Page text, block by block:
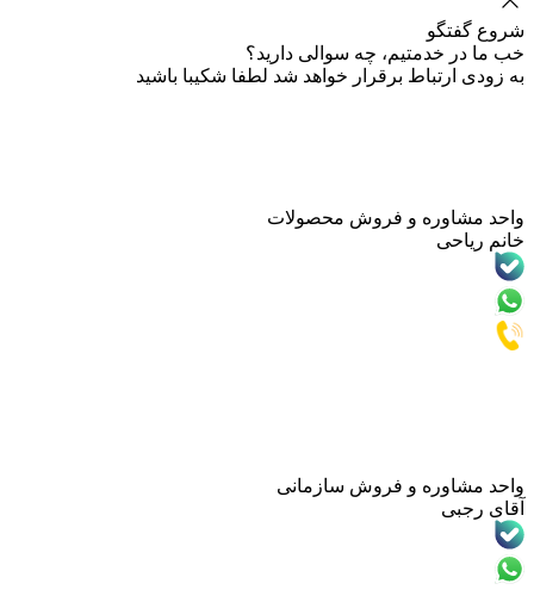
چه سوالی دارید؟
برقرار خواهد شد لطفا شکیبا باشید
و فروش محصولات
و فروش سازمانی